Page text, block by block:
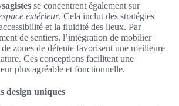
se concentrent également sur
extérieur. Cela inclut des stratégies
et la fluidité des lieux. Par
de sentiers, l’intégration de mobilier
zones de détente favorisent une meilleure
Ces conceptions facilitent une
plus agréable et fonctionnelle.
design uniques